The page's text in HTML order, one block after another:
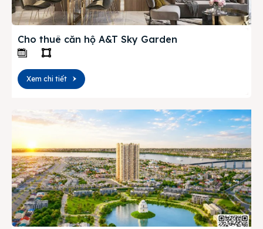
Cho thuê căn hộ A&T Sky Garden
Xem chi tiết